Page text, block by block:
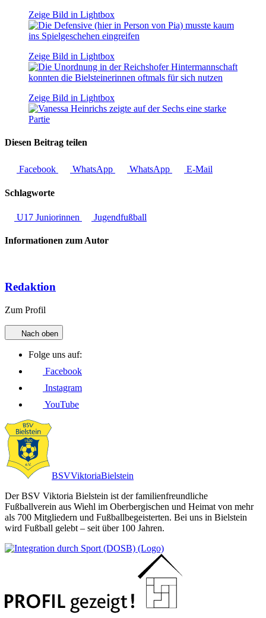
Zeige Bild in Lightbox
Zeige Bild in Lightbox
Zeige Bild in Lightbox
Diesen Beitrag teilen
Facebook WhatsApp WhatsApp E-Mail
Schlagworte
U17 Juniorinnen Jugendfußball
Informationen zum Autor
Redaktion
Zum Profil
Nach oben
Folge uns auf:
Facebook
Instagram
YouTube
BSVViktoriaBielstein
Der BSV Viktoria Bielstein ist der familienfreundliche
Fußballverein aus Wiehl im Oberbergischen und Heimat von mehr
als 700 Mitgliedern und Fußballbegeisterten. Bei uns in Bielstein
wird Fußball gelebt – seit über 100 Jahren.